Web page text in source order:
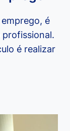
é
é realizar